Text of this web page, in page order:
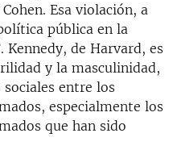
Esa violación, a
pública en la
Kennedy, de Harvard, es
y la masculinidad,
entre los
especialmente los
que han sido